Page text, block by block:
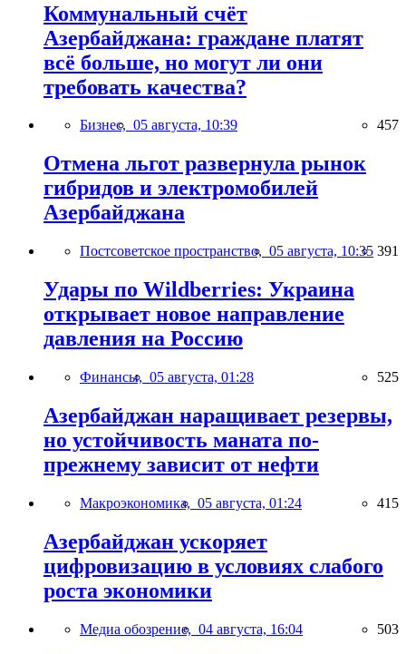
Коммунальный счёт
Азербайджана: граждане платят
всё больше, но могут ли они
требовать качества?
Бизнес, 05 августа, 10:39 457
Отмена льгот развернула рынок
гибридов и электромобилей
Азербайджана
Постсоветское пространство, 05 августа, 10:35 391
Удары по Wildberries: Украина
открывает новое направление
давления на Россию
Финансы, 05 августа, 01:28 525
Азербайджан наращивает резервы,
но устойчивость маната по-
прежнему зависит от нефти
Макроэкономика, 05 августа, 01:24 415
Азербайджан ускоряет
цифровизацию в условиях слабого
роста экономики
Медиа обозрение, 04 августа, 16:04 503